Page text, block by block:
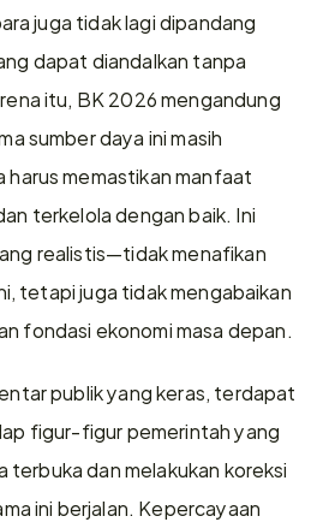
juga tidak lagi dipandang
dapat diandalkan tanpa
itu, BK 2026 mengandung
sumber daya ini masih
memastikan manfaat
terkelola dengan baik. Ini
realistis—tidak menafikan
tetapi juga tidak mengabaikan
fondasi ekonomi masa depan.
publik yang keras, terdapat
figur-figur pemerintah yang
terbuka dan melakukan koreksi
ini berjalan. Kepercayaan